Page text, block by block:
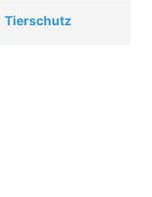
Tierschutz